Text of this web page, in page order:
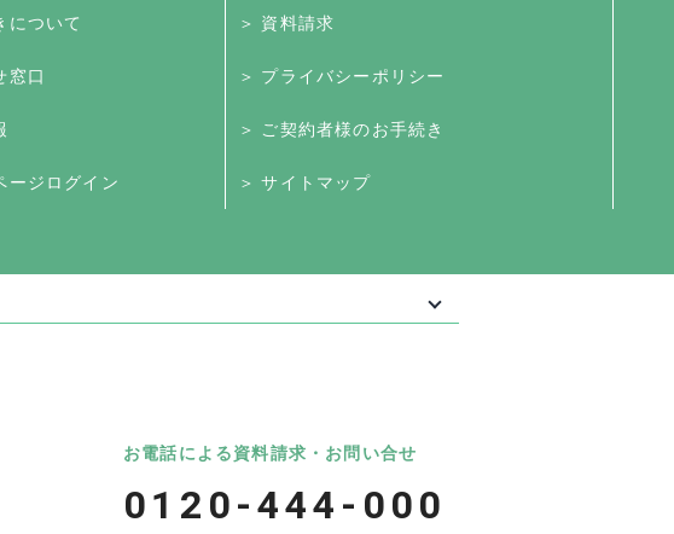
について
窓口
ージログイン
＞ 資料請求
＞ プライバシーポリシー
＞ ご契約者様のお手続き
＞ サイトマップ
お電話による資料請求・お問い合せ
0120-444-000